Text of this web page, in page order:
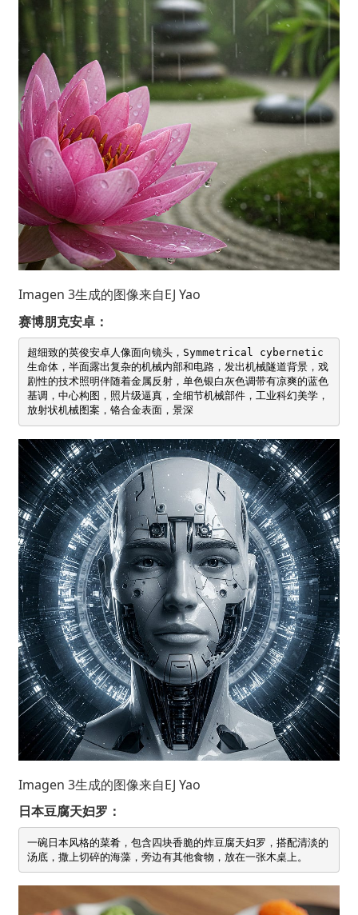
Imagen 3生成的图像来自EJ Yao
赛博朋克安卓：
超细致的英俊安卓人像面向镜头，Symmetrical cybernetic
生命体，半面露出复杂的机械内部和电路，发出机械隧道背景，戏
剧性的技术照明伴随着金属反射，单色银白灰色调带有凉爽的蓝色
基调，中心构图，照片级逼真，全细节机械部件，工业科幻美学，
放射状机械图案，铬合金表面，景深
Imagen 3生成的图像来自EJ Yao
日本豆腐天妇罗：
一碗日本风格的菜肴，包含四块香脆的炸豆腐天妇罗，搭配清淡的
汤底，撒上切碎的海藻，旁边有其他食物，放在一张木桌上。